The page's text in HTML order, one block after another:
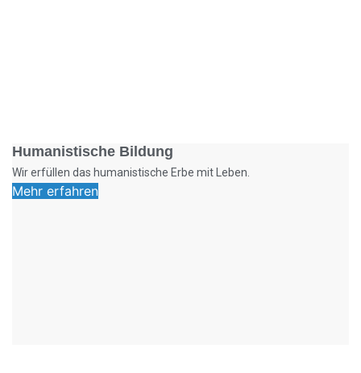
Humanistische Bildung
Wir erfüllen das humanistische Erbe mit Leben.
Mehr erfahren